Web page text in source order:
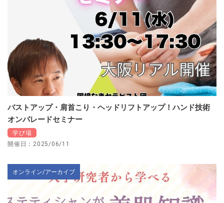
バストアップ・肩首こり・ヘッドリフトアップ！ハンド技術
オンパレードセミナー
学び場
開催日：2025/06/11
オンライン/アーカイブ